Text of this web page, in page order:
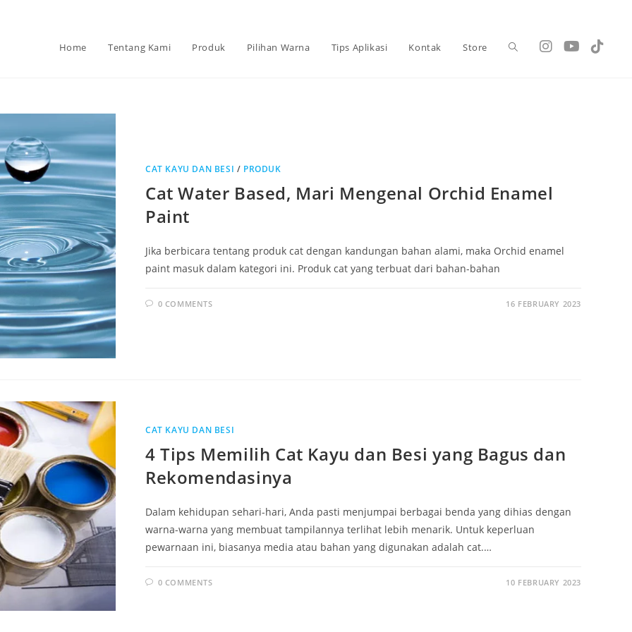
Home Tentang Kami Produk Pilihan Warna Tips Aplikasi Kontak Store Toggle
CAT KAYU DAN BESI / PRODUK
Cat Water Based, Mari Mengenal Orchid Enamel
Paint
Jika berbicara tentang produk cat dengan kandungan bahan alami, maka Orchid enamel
paint masuk dalam kategori ini. Produk cat yang terbuat dari bahan-bahan
0 COMMENTS 16 FEBRUARY 2023
CAT KAYU DAN BESI
4 Tips Memilih Cat Kayu dan Besi yang Bagus dan
Rekomendasinya
Dalam kehidupan sehari-hari, Anda pasti menjumpai berbagai benda yang dihias dengan
warna-warna yang membuat tampilannya terlihat lebih menarik. Untuk keperluan
pewarnaan ini, biasanya media atau bahan yang digunakan adalah cat.…
0 COMMENTS 10 FEBRUARY 2023